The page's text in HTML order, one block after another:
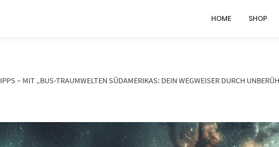
HOME SHOP
– MIT „BUS-TRAUMWELTEN SÜDAMERIKAS: DEIN WEGWEISER DURCH